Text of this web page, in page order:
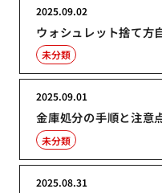
ウォシュレット捨て方
2025.09.02
未分類
金庫処分の手順と注意
2025.09.01
未分類
2025.08.31